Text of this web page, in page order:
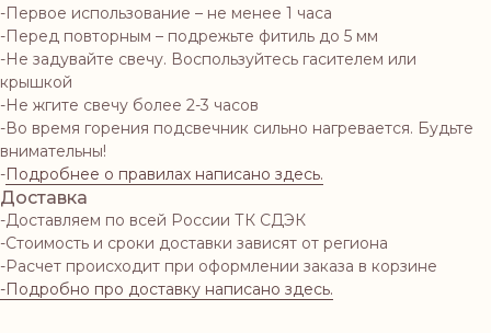
-Первое использование – не менее 1 часа
-Перед повторным – подрежьте фитиль до 5 мм
-Не задувайте свечу. Воспользуйтесь гасителем или
крышкой
-Не жгите свечу более 2-3 часов
-Во время горения подсвечник сильно нагревается. Будьте
внимательны!
-Подробнее о правилах написано здесь.
Доставка
-Доставляем по всей России ТК СДЭК
-Стоимость и сроки доставки зависят от региона
-Расчет происходит при оформлении заказа в корзине
-Подробно про доставку написано здесь.